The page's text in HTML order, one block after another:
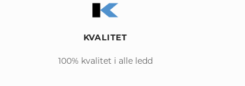
KVALITET
100% kvalitet i alle ledd